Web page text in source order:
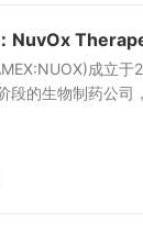
NuvOx
成立于
段的生物制药公司